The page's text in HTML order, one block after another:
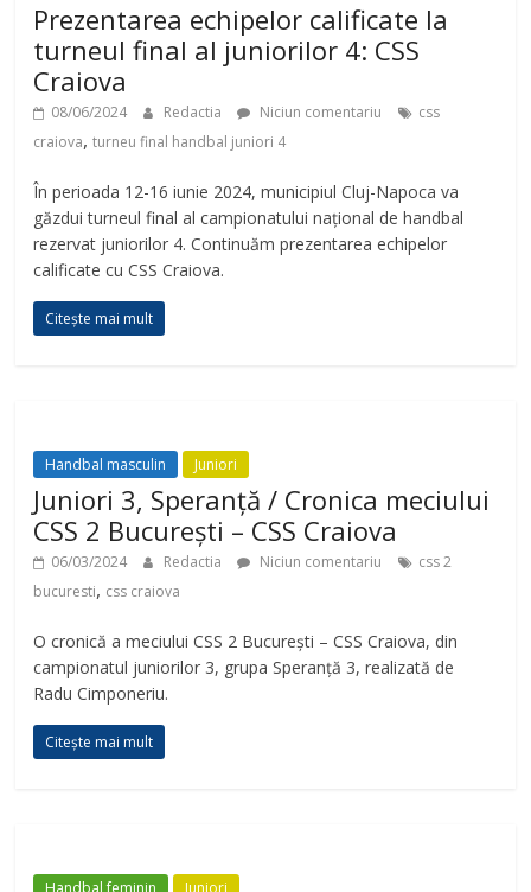
Prezentarea echipelor calificate la
turneul final al juniorilor 4: CSS
Craiova
08/06/2024 Redactia Niciun comentariu
css
craiova,turneu final handbal juniori 4
În perioada 12-16 iunie 2024, municipiul Cluj-Napoca va
găzdui turneul final al campionatului național de handbal
rezervat juniorilor 4. Continuăm prezentarea echipelor
calificate cu CSS Craiova.
Citește mai mult
Handbal masculin Juniori
Juniori 3, Speranță / Cronica meciului
CSS 2 București – CSS Craiova
06/03/2024 Redactia Niciun comentariu
css 2
bucuresti, css craiova
O cronică a meciului CSS 2 București – CSS Craiova, din
campionatul juniorilor 3, grupa Speranță 3, realizată de
Radu Cimponeriu.
Citește mai mult